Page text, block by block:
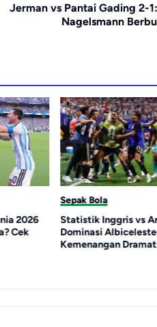
Jerman vs Pantai Gading 2-
Nagelsmann
2026
Cek
Sepak Bola
Statistik Inggris vs
Dominasi
Kemenangan